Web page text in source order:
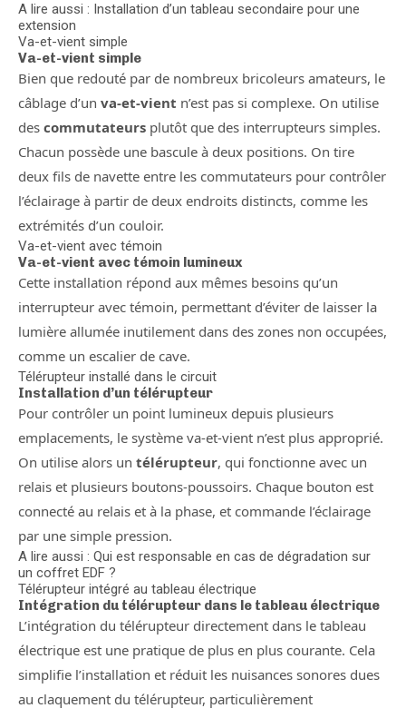
A lire aussi : Installation d’un tableau secondaire pour une
extension
Va-et-vient simple
Va-et-vient simple
Bien que redouté par de nombreux bricoleurs amateurs, le
câblage d’un va-et-vient n’est pas si complexe. On utilise
des commutateurs plutôt que des interrupteurs simples.
Chacun possède une bascule à deux positions. On tire
deux fils de navette entre les commutateurs pour contrôler
l’éclairage à partir de deux endroits distincts, comme les
extrémités d’un couloir.
Va-et-vient avec témoin
Va-et-vient avec témoin lumineux
Cette installation répond aux mêmes besoins qu’un
interrupteur avec témoin, permettant d’éviter de laisser la
lumière allumée inutilement dans des zones non occupées,
comme un escalier de cave.
Télérupteur installé dans le circuit
Installation d’un télérupteur
Pour contrôler un point lumineux depuis plusieurs
emplacements, le système va-et-vient n’est plus approprié.
On utilise alors un télérupteur, qui fonctionne avec un
relais et plusieurs boutons-poussoirs. Chaque bouton est
connecté au relais et à la phase, et commande l’éclairage
par une simple pression.
A lire aussi : Qui est responsable en cas de dégradation sur
un coffret EDF ?
Télérupteur intégré au tableau électrique
Intégration du télérupteur dans le tableau électrique
L’intégration du télérupteur directement dans le tableau
électrique est une pratique de plus en plus courante. Cela
simplifie l’installation et réduit les nuisances sonores dues
au claquement du télérupteur, particulièrement